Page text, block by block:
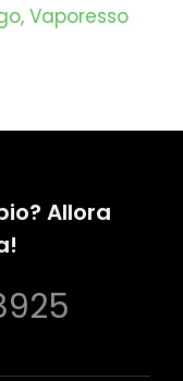
, Vaporesso
Allora